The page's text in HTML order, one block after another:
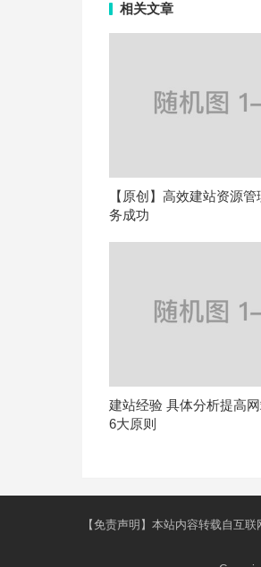
相关文章
【原创】高效建站资源
务成功
建站经验 具体分析提高
6大原则
【免责声明】本站内容转载自互